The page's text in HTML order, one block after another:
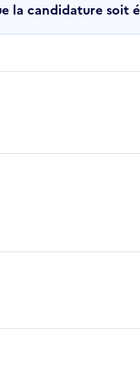
la candidature soit